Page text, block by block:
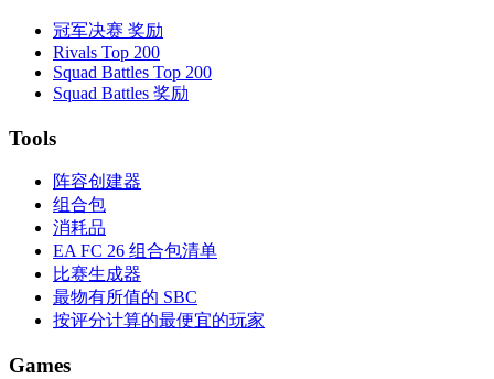
冠军决赛 奖励
Rivals Top 200
Squad Battles Top 200
Squad Battles 奖励
Tools
阵容创建器
组合包
消耗品
EA FC 26 组合包清单
比赛生成器
最物有所值的 SBC
按评分计算的最便宜的玩家
Games